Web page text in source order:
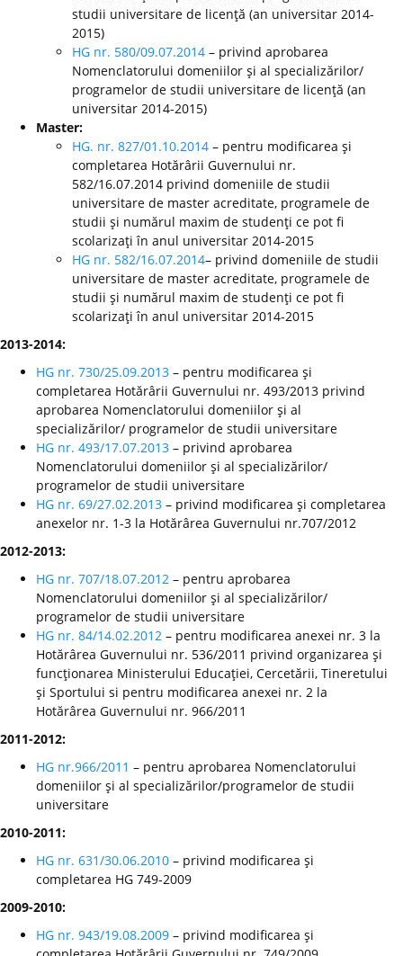
studii universitare de licenţă (an universitar 2014-
2015)
HG nr. 580/09.07.2014 – privind aprobarea
Nomenclatorului domeniilor şi al specializărilor/
programelor de studii universitare de licenţă (an
universitar 2014-2015)
Master:
HG. nr. 827/01.10.2014 – pentru modificarea şi
completarea Hotărârii Guvernului nr.
582/16.07.2014 privind domeniile de studii
universitare de master acreditate, programele de
studii şi numărul maxim de studenţi ce pot fi
scolarizaţi în anul universitar 2014-2015
HG nr. 582/16.07.2014– privind domeniile de studii
universitare de master acreditate, programele de
studii şi numărul maxim de studenţi ce pot fi
scolarizaţi în anul universitar 2014-2015
2013-2014:
HG nr. 730/25.09.2013 – pentru modificarea şi
completarea Hotărârii Guvernului nr. 493/2013 privind
aprobarea Nomenclatorului domeniilor şi al
specializărilor/ programelor de studii universitare
HG nr. 493/17.07.2013 – privind aprobarea
Nomenclatorului domeniilor şi al specializărilor/
programelor de studii universitare
HG nr. 69/27.02.2013 – privind modificarea şi completarea
anexelor nr. 1-3 la Hotărârea Guvernului nr.707/2012
2012-2013:
HG nr. 707/18.07.2012 – pentru aprobarea
Nomenclatorului domeniilor şi al specializărilor/
programelor de studii universitare
HG nr. 84/14.02.2012 – pentru modificarea anexei nr. 3 la
Hotărârea Guvernului nr. 536/2011 privind organizarea şi
funcţionarea Ministerului Educaţiei, Cercetării, Tineretului
şi Sportului si pentru modificarea anexei nr. 2 la
Hotărârea Guvernului nr. 966/2011
2011-2012:
HG nr.966/2011 – pentru aprobarea Nomenclatorului
domeniilor şi al specializărilor/programelor de studii
universitare
2010-2011:
HG nr. 631/30.06.2010 – privind modificarea şi
completarea HG 749-2009
2009-2010:
HG nr. 943/19.08.2009 – privind modificarea şi